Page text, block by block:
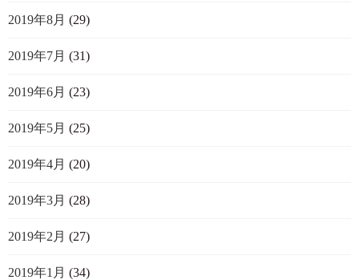
2019年8月 (29)
2019年7月 (31)
2019年6月 (23)
2019年5月 (25)
2019年4月 (20)
2019年3月 (28)
2019年2月 (27)
2019年1月 (34)